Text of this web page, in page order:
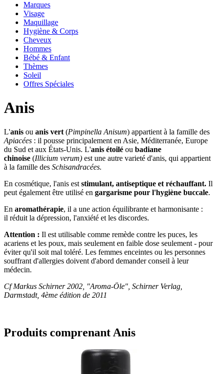
Marques
Visage
Maquillage
Hygiène & Corps
Cheveux
Hommes
Bébé & Enfant
Thèmes
Soleil
Offres Spéciales
Anis
L'anis ou anis vert (Pimpinella Anisum) appartient à la famille des
Apiacées : il pousse principalement en Asie, Méditerranée, Europe
du Sud et aux États-Unis. L'anis étoilé ou badiane
chinoise (Illicium verum) est une autre varieté d'anis, qui appartient
à la famille des Schisandracées.
En cosmétique, l'anis est stimulant, antiseptique et réchauffant. Il
peut également être utilisé en gargarisme pour l'hygiène buccale.
En aromathérapie, il a une action équilibrante et harmonisante :
il réduit la dépression, l'anxiété et les discordes.
Attention : Il est utilisable comme remède contre les puces, les
acariens et les poux, mais seulement en faible dose seulement - pour
éviter qu'il soit mal toléré. Les femmes enceintes ou les personnes
souffrant d'allergies doivent d'abord demander conseil à leur
médecin.
Cf Markus Schirner 2002, "Aroma-Öle", Schirner Verlag,
Darmstadt, 4ème édition de 2011
Produits comprenant Anis